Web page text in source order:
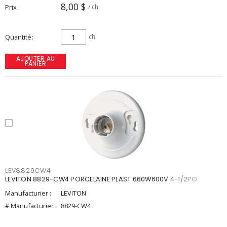
Prix 8,00 $ / ch
Quantité ch
AJOUTER AU
PANIER
LEV8829CW4
LEVITON 8829-CW4 PORCELAINE PLAST 660W600V 4-1/2PO
Manufacturier :
LEVITON
# Manufacturier : 8829-CW4